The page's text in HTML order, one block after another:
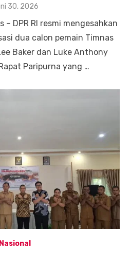
30, 2026
– DPR RI resmi mengesahkan
dua calon pemain Timnas
Baker dan Luke Anthony
Paripurna yang …
Nasional